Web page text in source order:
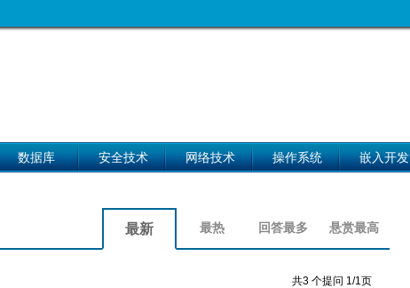
数据库 安全技术 网络技术 操作系统 嵌入开发
悬赏最高
回答最多
最热
最新
共3 个提问 1/1页